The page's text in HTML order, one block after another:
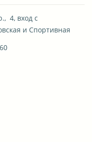
4, вход с
и Спортивная